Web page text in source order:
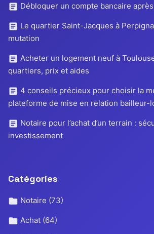
Débloquer un compte bancaire
Le quartier Saint-Jacques à
mutation
Acheter un logement neuf à
quartiers, prix et aides
4 conseils précieux pour choisir la
plateforme de mise en relation bailleur-
Notaire pour l’achat d’un terrain :
investissement
Catégories
Notaire (73)
Achat (64)